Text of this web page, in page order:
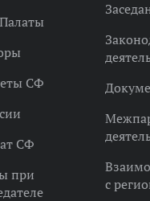
СФ
СФ
при
с